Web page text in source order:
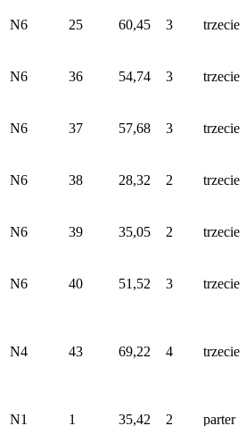
N6 25 60,45 3 trzecie
N6 36 54,74 3 trzecie
N6 37 57,68 3 trzecie
N6 38 28,32 2 trzecie
N6 39 35,05 2 trzecie
N6 40 51,52 3 trzecie
N4 43 69,22 4 trzecie
N1 1 35,42 2 parter